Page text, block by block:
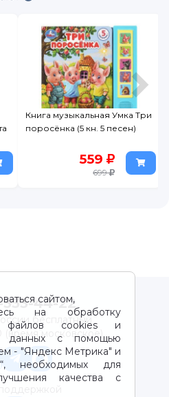
Книга музыкальная Умка Три
поросёнка (5 кн. 5 песен)
559
699
сайтом,
на обработку
файлов cookies и
данных с помощью
- "Яндекс Метрика" и
необходимых для
качества с
44-22
бесплатный
московское)